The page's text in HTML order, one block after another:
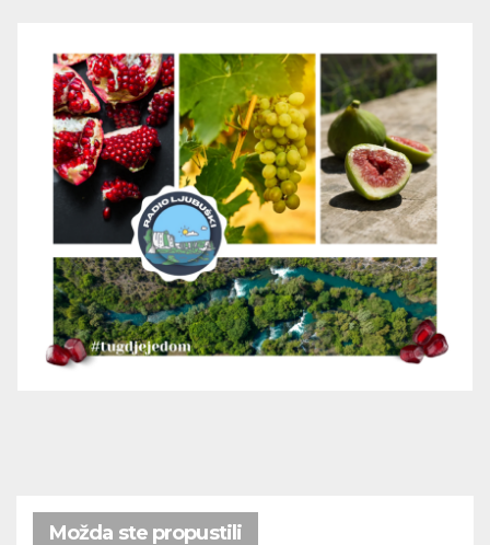
Možda ste propustili